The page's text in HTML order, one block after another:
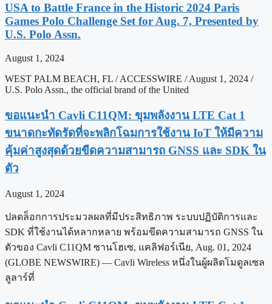
USA to Battle France in the Historic 2024 Paris
Games Polo Challenge Set for Aug. 7, Presented by
U.S. Polo Assn.
August 1, 2024
WEST PALM BEACH, FL / ACCESSWIRE / August 1, 2024 /
U.S. Polo Assn., the official brand of the United
ขอแนะนำ Cavli C11QM: ขุมพลังงาน LTE Cat 1
ขนาดกะทัดรัดที่จะพลิกโฉมการใช้งาน IoT ให้มีความ
คุ้มค่าสูงสุดด้วยขีดความสามารถ GNSS และ SDK ใน
ตัว
August 1, 2024
ปลดล็อกการประมวลผลที่มีประสิทธิภาพ ระบบปฏิบัติการและ
SDK ที่ใช้งานได้หลากหลาย พร้อมขีดความสามารถ GNSS ใน
ตัวของ Cavli C11QM ซานโฮเซ, แคลิฟอร์เนีย, Aug. 01, 2024
(GLOBE NEWSWIRE) — Cavli Wireless หนึ่งในผู้ผลิตโมดูลเซล
ลูลาร์ที่